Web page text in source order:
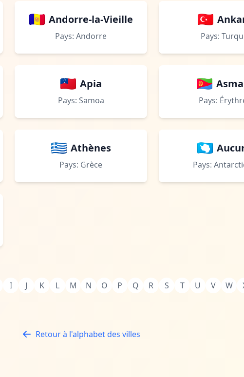
Andorre-la-Vieille
Pays: Andorre Pays:
Apia
Pays: Samoa Pays:
Athènes
Pays: Grèce Pays:
I J K L M N O P Q R S T U V W
Retour à l'alphabet des villes